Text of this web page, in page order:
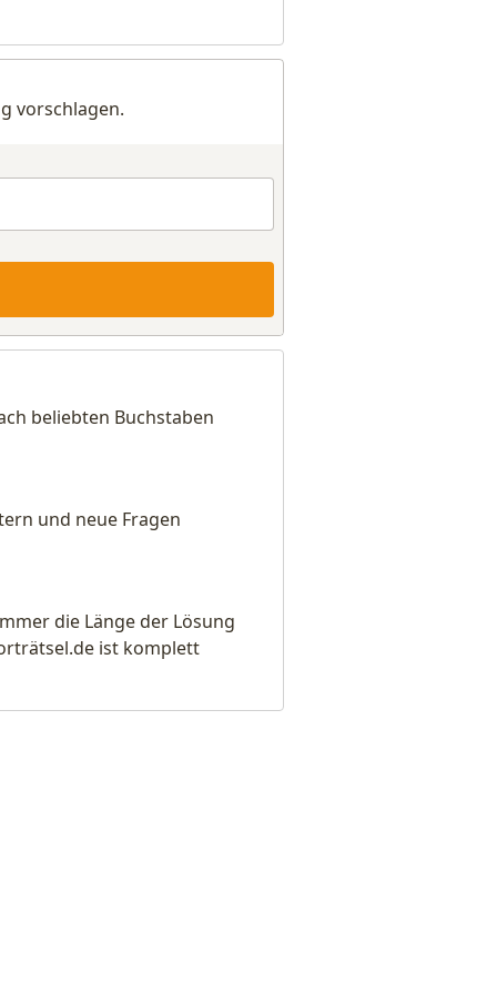
vorschlagen.
beliebten Buchstaben
und neue Fragen
die Länge der Lösung
ist komplett